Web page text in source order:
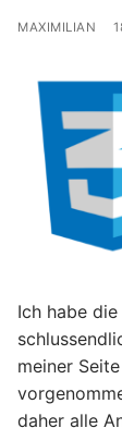
MAXIMILIAN
Ich habe
meiner
daher alle